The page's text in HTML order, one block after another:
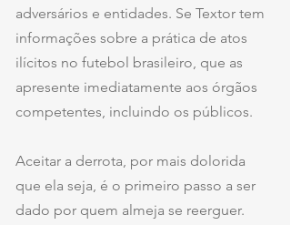
adversários e entidades. Se Textor tem
informações sobre a prática de atos
ilícitos no futebol brasileiro, que as
apresente imediatamente aos órgãos
competentes, incluindo os públicos.
Aceitar a derrota, por mais dolorida
que ela seja, é o primeiro passo a ser
dado por quem almeja se reerguer.